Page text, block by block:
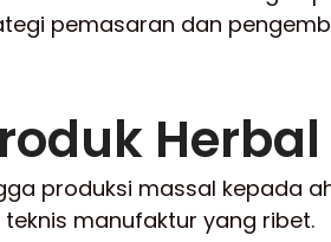
pemasaran dan
produksi massal kepada
manufaktur yang ribet.